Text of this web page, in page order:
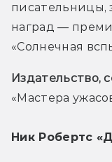
писательницы,
наград —
«Солнечная
Издательство,
«Мастера
Ник Робертс